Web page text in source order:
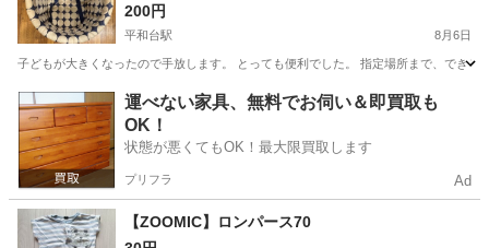
0mm 離乳食 椅子
200円
平和台駅 8月6日
子どもが大きくなったので手放します。 とっても便利でした。 指定場所まで、でき
東京 練馬区 平和台駅 ベビー用品 離乳食
運べない家具、無料でお伺い＆即買取も
OK！
状態が悪くてもOK！最大限買取します
プリフラ Ad
【ZOOMIC】ロンパース70